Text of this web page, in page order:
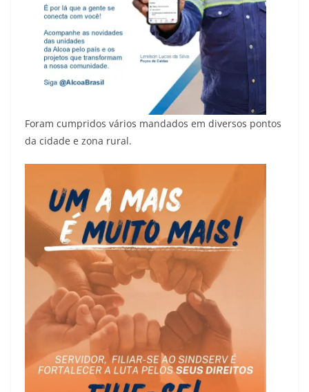
Foram cumpridos vários mandados em diversos pontos
da cidade e zona rural.